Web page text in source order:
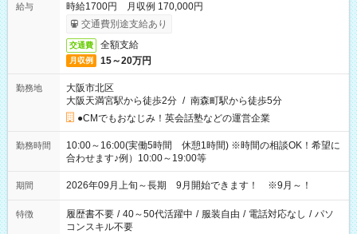
給与
時給1700円 月収例 170,000円
交通費別途支給あり
交通費 全額支給
月収例 15～20万円
勤務地
大阪市北区
大阪天満宮駅から徒歩2分 / 南森町駅から徒歩5分
●CMでもおなじみ！英会話塾などの運営企業
勤務時間
10:00～16:00(実働5時間 休憩1時間) ※時間の相談OK！希望に
合わせます♪例）10:00～19:00等
期間 2026年09月上旬～長期 9月開始できます！ ※9月～！
特徴 履歴書不要 / 40～50代活躍中 / 服装自由 / 電話対応なし / パソ
コンスキル不要